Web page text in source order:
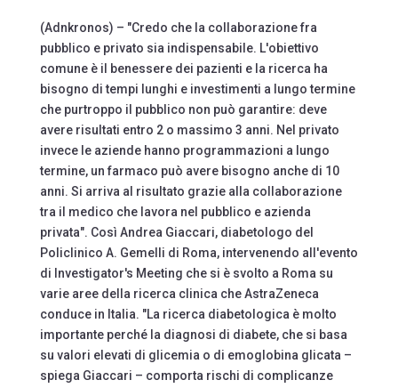
(Adnkronos) – "Credo che la collaborazione fra
pubblico e privato sia indispensabile. L'obiettivo
comune è il benessere dei pazienti e la ricerca ha
bisogno di tempi lunghi e investimenti a lungo termine
che purtroppo il pubblico non può garantire: deve
avere risultati entro 2 o massimo 3 anni. Nel privato
invece le aziende hanno programmazioni a lungo
termine, un farmaco può avere bisogno anche di 10
anni. Si arriva al risultato grazie alla collaborazione
tra il medico che lavora nel pubblico e azienda
privata". Così Andrea Giaccari, diabetologo del
Policlinico A. Gemelli di Roma, intervenendo all'evento
di Investigator's Meeting che si è svolto a Roma su
varie aree della ricerca clinica che AstraZeneca
conduce in Italia. "La ricerca diabetologica è molto
importante perché la diagnosi di diabete, che si basa
su valori elevati di glicemia o di emoglobina glicata –
spiega Giaccari – comporta rischi di complicanze